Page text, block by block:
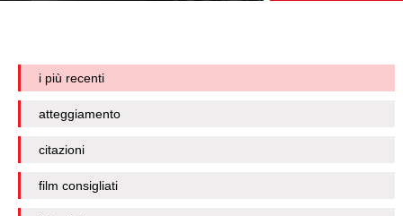
i più recenti
atteggiamento
citazioni
film consigliati